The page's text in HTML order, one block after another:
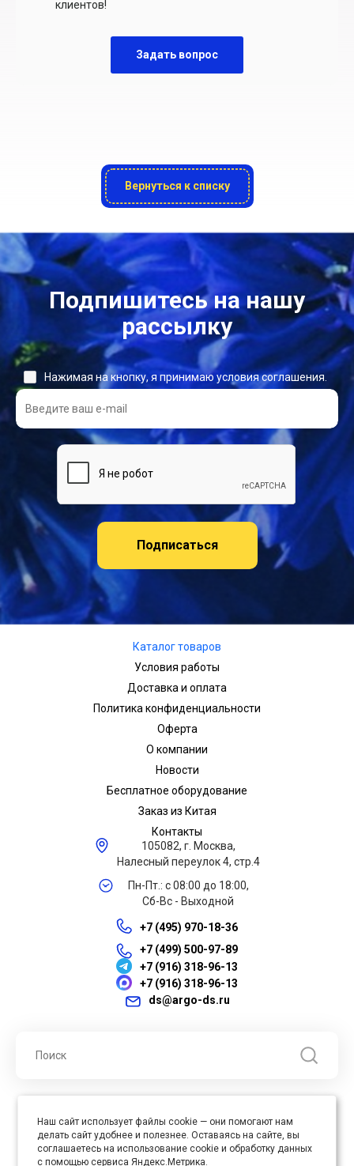
клиентов!
Задать вопрос
Вернуться к списку
Подпишитесь на нашу
рассылку
Подписаться
Нажимая на кнопку, я принимаю условия соглашения.
Каталог товаров
Условия работы
Доставка и оплата
Политика конфиденциальности
Оферта
О компании
Новости
Бесплатное оборудование
Заказ из Китая
Контакты
105082, г. Москва,
Налесный переулок 4, стр.4
Пн-Пт.: с 08:00 до 18:00,
Сб-Вс - Выходной
+7 (495) 970-18-36
+7 (499) 500-97-89
+7 (916) 318-96-13
+7 (916) 318-96-13
ds@argo-ds.ru
права защищены
Юр. адрес : 105005, г. Москва, ул. Бауманская, д.20, стр. 3
Наш сайт использует файлы cookie — они помогают нам
делать сайт удобнее и полезнее. Оставаясь на сайте, вы
соглашаетесь на использование cookie и обработку данных
с помощью сервиса Яндекс.Метрика.